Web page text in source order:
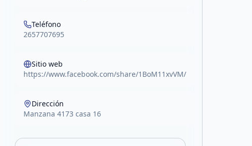
Teléfono
2657707695
Sitio web
https://www.facebook.com/share/1BoM11xvVM/
Dirección
Manzana 4173 casa 16